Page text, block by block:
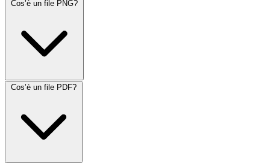
Cos’è un file PNG?
Cos’è un file PDF?